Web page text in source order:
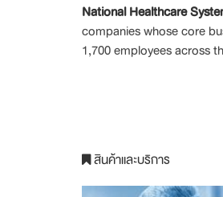
National Healthcare
companies whose core
1,700 employees across
สินค้าและบริการ